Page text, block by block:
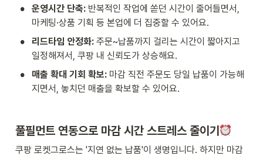
• 운영시간 단축: 반복적인 작업에 쏟던 시간이 줄어들면서,
마케팅·상품 기획 등 본업에 더 집중할 수 있어요.
• 리드타임 안정화: 주문~납품까지 걸리는 시간이 짧아지고
일정해져서, 쿠팡 내 신뢰도가 상승해요.
• 매출 확대 기회 확보: 마감 직전 주문도 당일 납품이 가능해
지면서, 놓치던 매출을 확보할 수 있어요.
풀필먼트 연동으로 마감 시간 스트레스 줄이기
쿠팡 로켓그로스는 '지연 없는 납품'이 생명입니다. 하지만 마감